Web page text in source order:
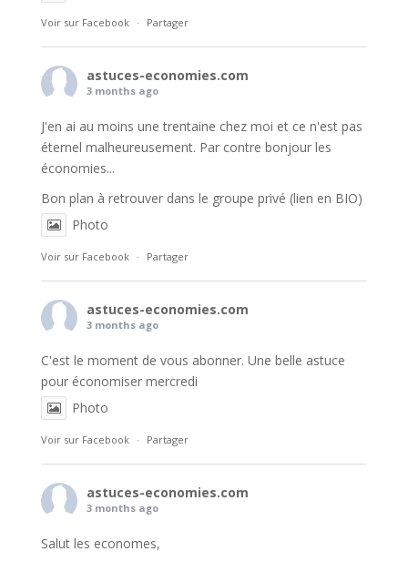
Voir sur Facebook · Partager
astuces-economies.com
3 months ago
J'en ai au moins une trentaine chez moi et ce n'est pas
éternel malheureusement. Par contre bonjour les
économies...
Bon plan à retrouver dans le groupe privé (lien en BIO)
Photo
Voir sur Facebook · Partager
astuces-economies.com
3 months ago
C'est le moment de vous abonner. Une belle astuce
pour économiser mercredi
Photo
Voir sur Facebook · Partager
astuces-economies.com
3 months ago
Salut les economes,